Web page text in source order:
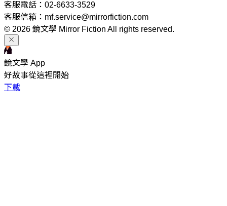
客服電話：02-6633-3529
客服信箱：mf.service@mirrorfiction.com
© 2026 鏡文學 Mirror Fiction All rights reserved.
鏡文學 App
好故事從這裡開始
下載